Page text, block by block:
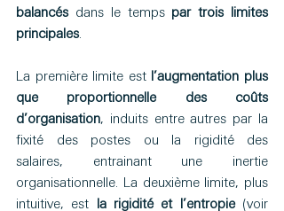
balancés dans le temps par trois limites
principales.
La première limite est l’augmentation plus
que proportionnelle des coûts
d’organisation, induits entre autres par la
fixité des postes ou la rigidité des
salaires, entrainant une inertie
organisationnelle. La deuxième limite, plus
intuitive, est la rigidité et l’entropie (voir